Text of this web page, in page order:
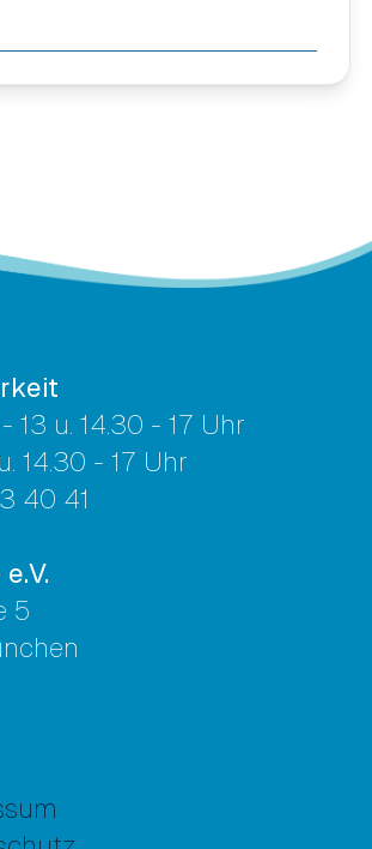
13 u. 14.30 - 17 Uhr
14.30 - 17 Uhr
40 41
5